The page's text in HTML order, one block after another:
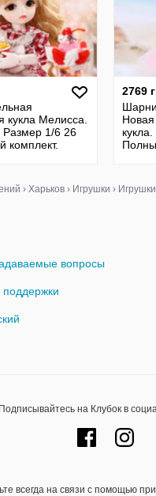
кукла Мелисса.
Размер 1/6 26
комплект.
2769
Новая
› Харьков › Игрушки ›
вопросы
Подписывайтесь на Клубок в
всегда на связи с помощью